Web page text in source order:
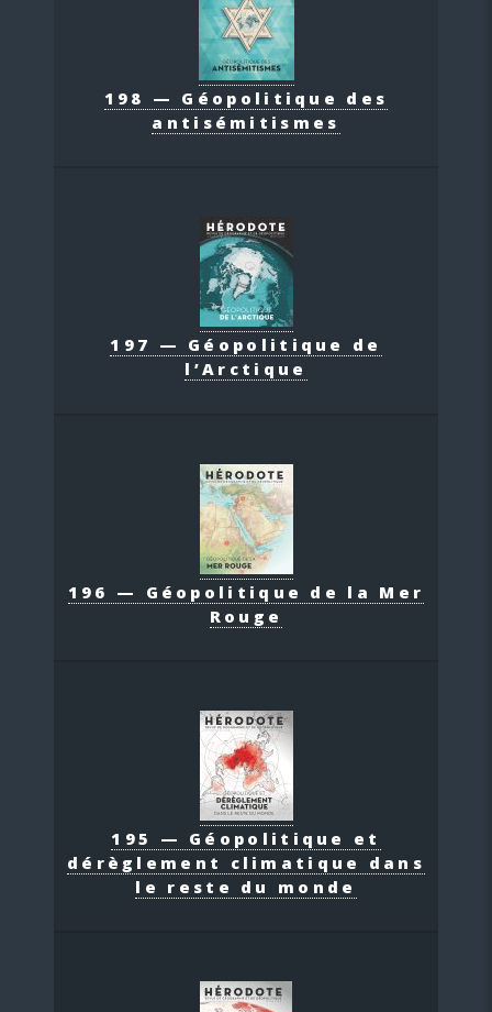
198 — Géopolitique des
antisémitismes
197 — Géopolitique de
l’Arctique
196 — Géopolitique de la Mer
Rouge
195 — Géopolitique et
dérèglement climatique dans
le reste du monde